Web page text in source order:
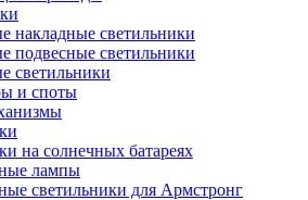
накладные светильники
подвесные светильники
светильники
и споты
на солнечных батареях
лампы
светильники для Армстронг